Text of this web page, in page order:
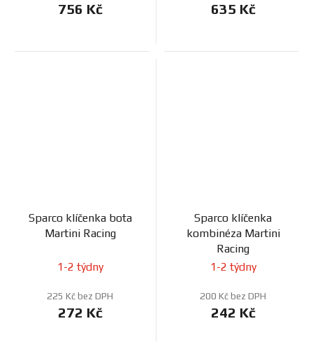
756 Kč 635 Kč
Sparco klíčenka bota
Martini Racing
1-2 týdny
225 Kč bez DPH
272 Kč
Sparco klíčenka
kombinéza Martini
Racing
1-2 týdny
200 Kč bez DPH
242 Kč